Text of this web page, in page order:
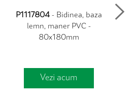
P1117804- Bidinea, baza
lemn, maner PVC -
80x180mm
Vezi acum